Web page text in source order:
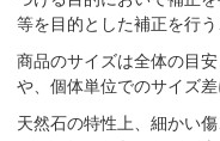
等を目的とした補正を行
商品のサイズは全体の目
や、個体単位でのサイズ
天然石の特性上、細かい